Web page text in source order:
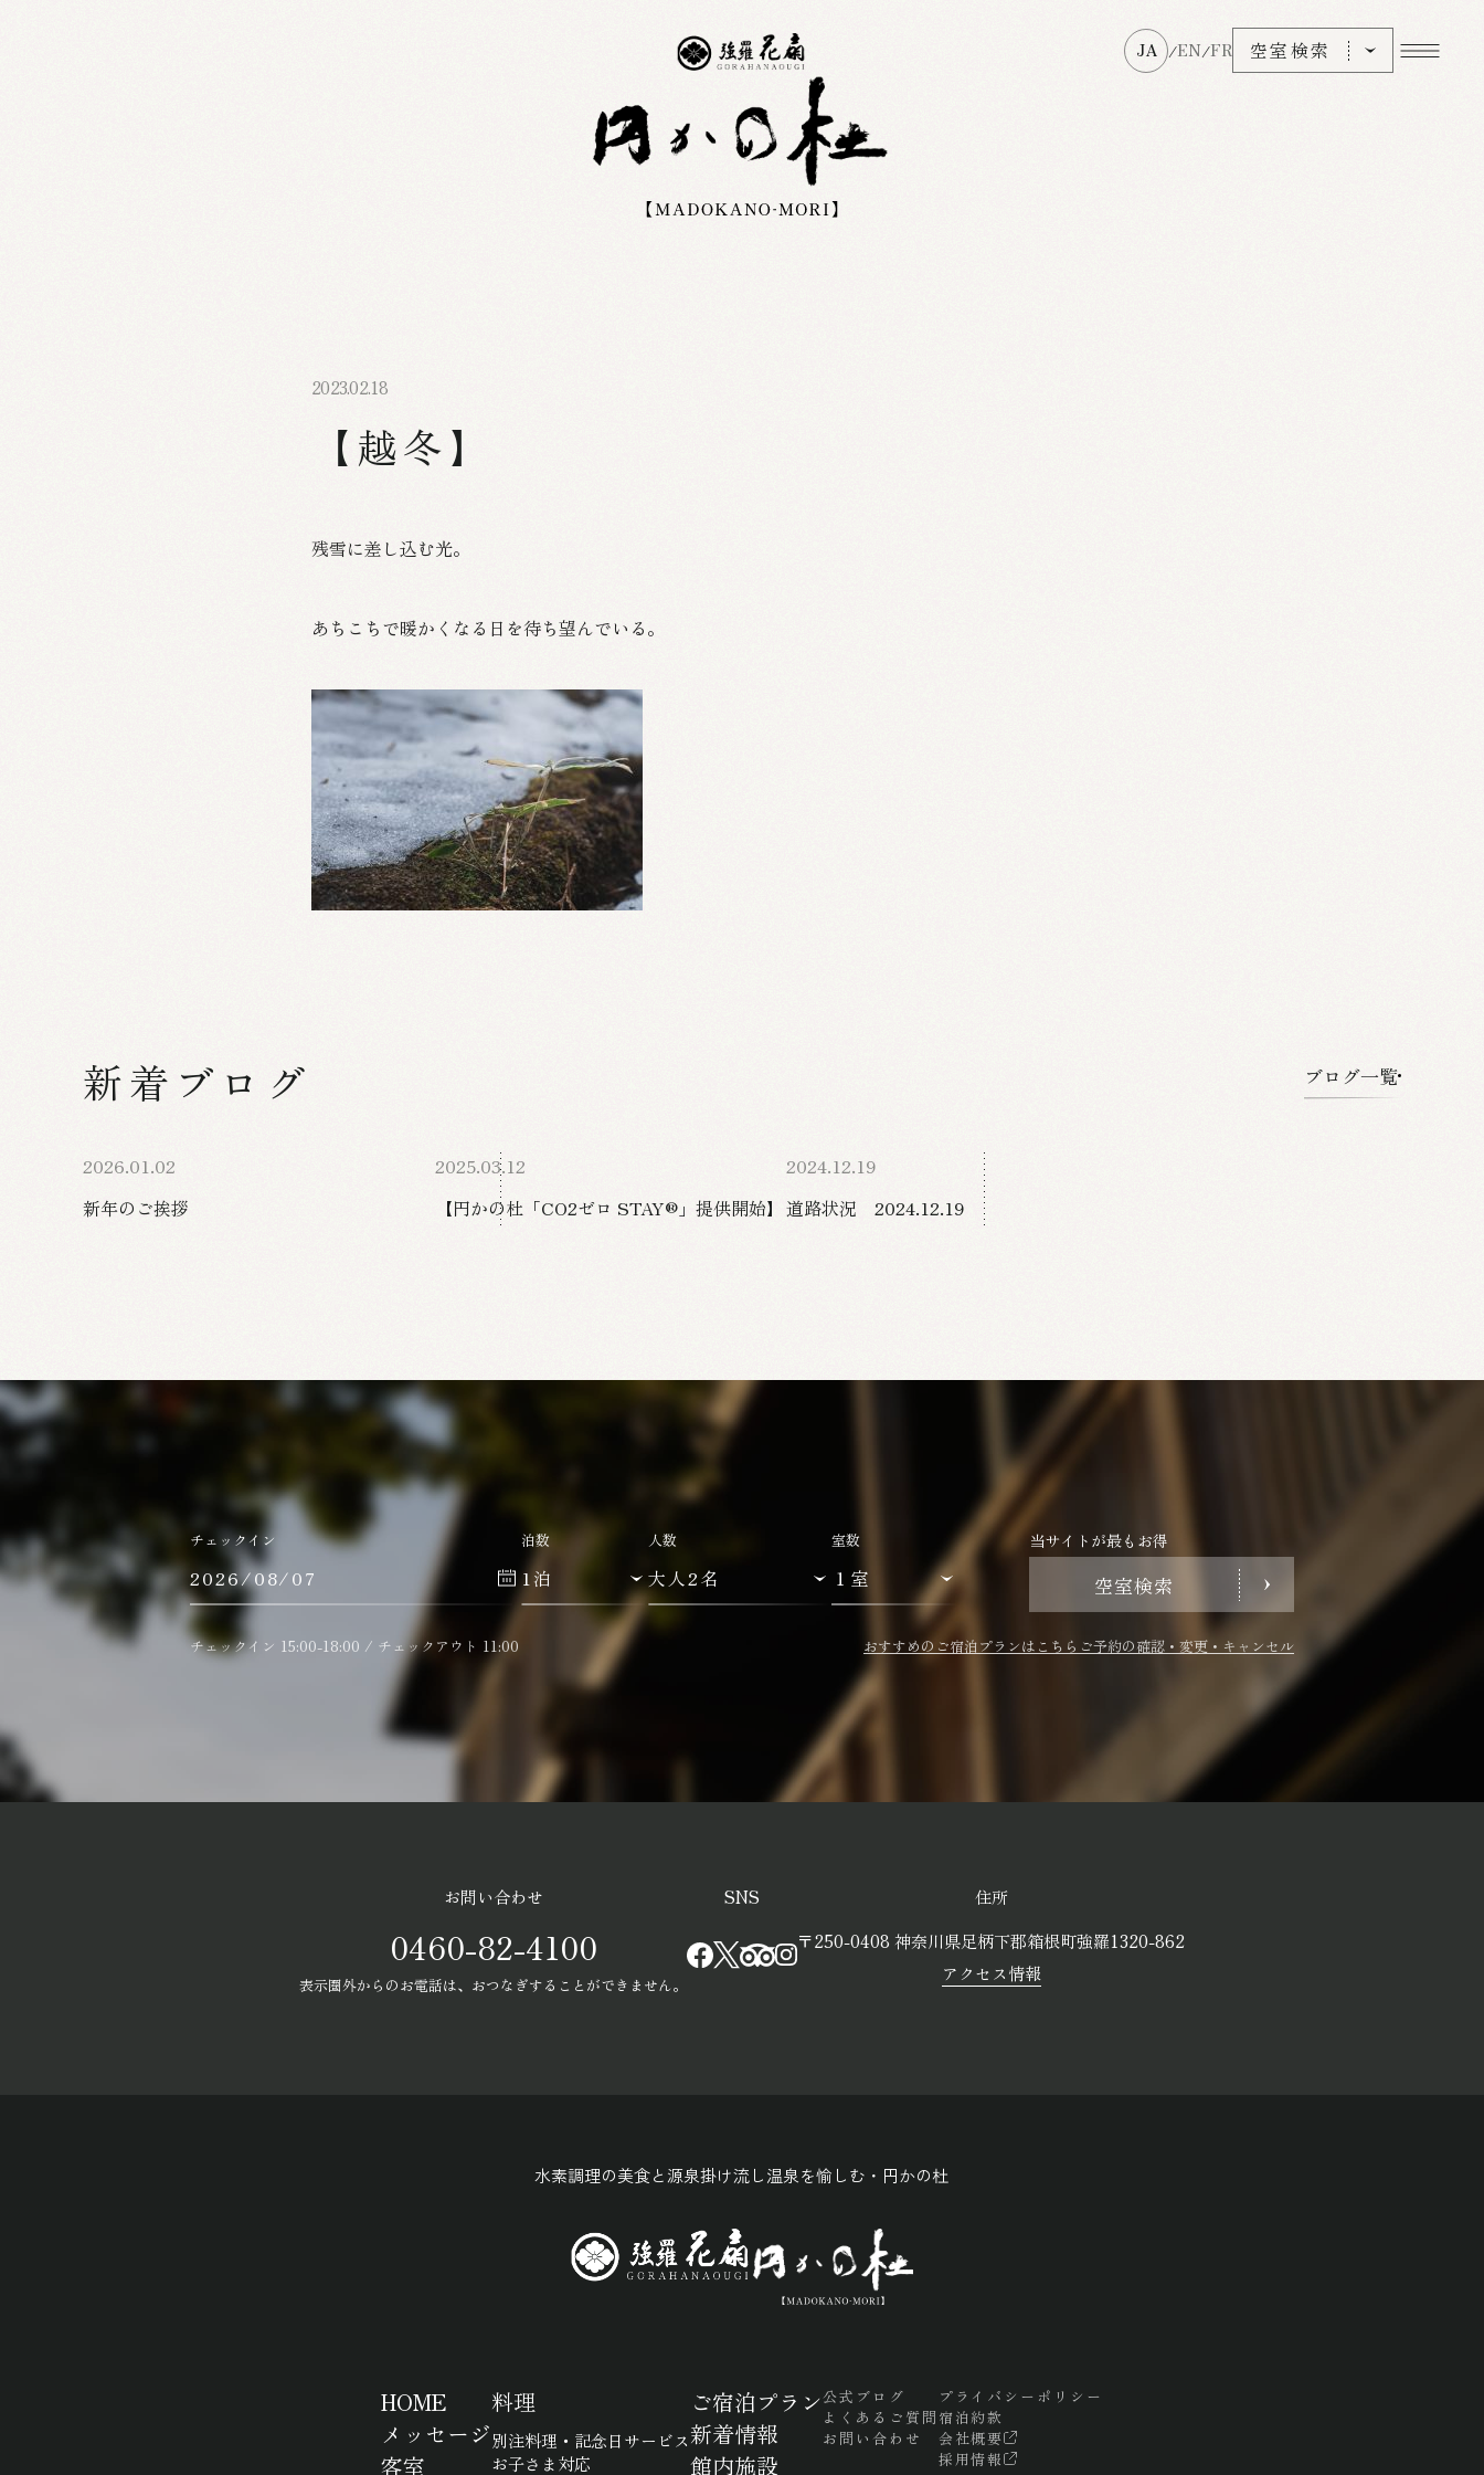
JA /EN/FR 空室検索
2023.02.18
【越冬】
残雪に差し込む光。
あちこちで暖かくなる日を待ち望んでいる。
新着ブログ ブログ一覧
2026.01.02
新年のご挨拶
2025.03.12
【円かの杜「CO2ゼロ STAY®」提供開始】
2024.12.19
道路状況 2024.12.19
チェックイン 泊数 人数 室数 当サイトが最もお得
空室検索
チェックイン 15:00-18:00 / チェックアウト 11:00 おすすめのご宿泊プランはこちら ご予約の確認・変更・キャンセル
お問い合わせ
0460-82-4100
表示圏外からのお電話は、おつなぎすることができません。
SNS
住所
〒250-0408 神奈川県足柄下郡箱根町強羅1320-862
アクセス情報
水素調理の美食と源泉掛け流し温泉を愉しむ・円かの杜
HOME
メッセージ
客室
料理
別注料理・記念日サービス
お子さま対応
ご宿泊プラン
新着情報
館内施設
公式ブログ
よくあるご質問
お問い合わせ
プライバシーポリシー
宿泊約款
会社概要
採用情報